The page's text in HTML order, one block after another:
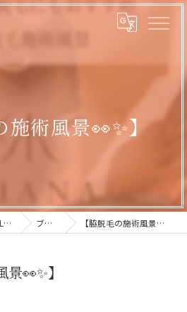
施術風景👀✨】
大阪府加美のエステならLUANA ブログ 【脇脱毛の施術風景👀✨】
👀✨】